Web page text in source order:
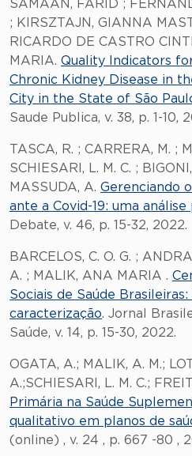
SAMAAN, FARID ;
; KIRSZTAJN, GIANNA
RICARDO DE CASTRO
MARIA. Quality Indicators
Chronic Kidney Disease in
City in the State of São
Saude Publica, v. 38, p. 1-10,
TASCA, R. ; CARRERA, M. ;
SCHIESARI, L. M. C. ;
MASSUDA, A. Gerenciando
ante a Covid-19: uma
Debate, v. 46, p. 15-32, 2022.
BARCELOS, C. O. G. ;
A. ; MALIK, ANA MARIA .
Sociais de Saúde
caracterização. Jornal
Saúde, v. 14, p. 15-30, 2022.
OGATA, A.; MALIK, A. M.;
A.;SCHIESARI, L. M. C.;
Primária na Saúde
qualitativo em planos de
(online) , v. 24 , p. 667 -80 ,